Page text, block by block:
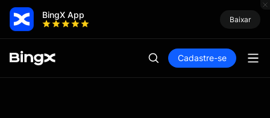
BingX App Baixar
Cadastre-se